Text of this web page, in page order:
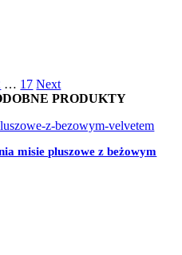
… 17 Next
PRODUKTY
misie pluszowe z beżowym